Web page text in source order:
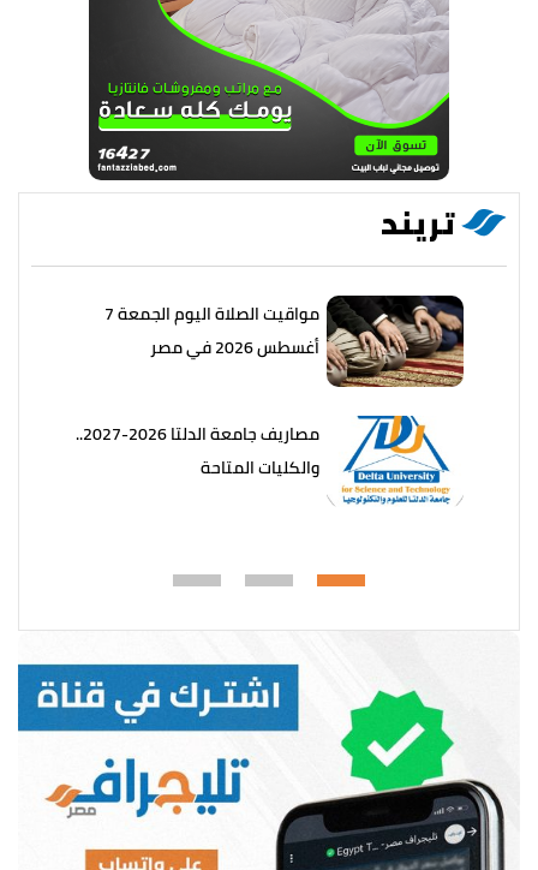
تريند
مواقيت الصلاة اليوم الجمعة 7
أغسطس 2026 في مصر
مصاريف جامعة الدلتا 2026-2027..
والكليات المتاحة